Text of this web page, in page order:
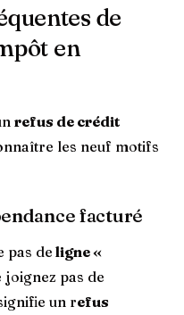
de
en
refus de crédit
les neuf motifs
facturé
pas de ligne «
joignez pas de
un refus